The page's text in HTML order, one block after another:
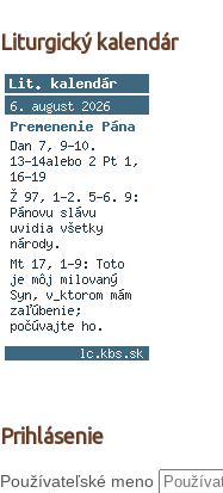
Liturgický kalendár
Prihlásenie
Používateľské meno